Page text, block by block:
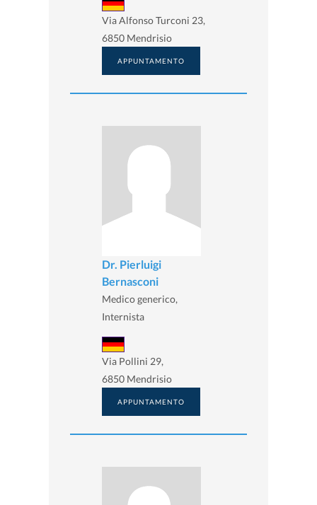
Via Alfonso Turconi 23,
6850 Mendrisio
APPUNTAMENTO
Dr. Pierluigi
Bernasconi
Medico generico,
Internista
Via Pollini 29,
6850 Mendrisio
APPUNTAMENTO